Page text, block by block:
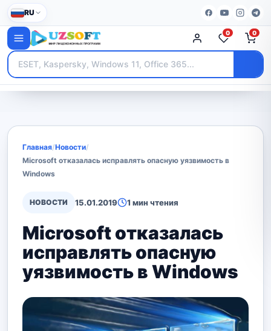
RU
0 0
Главная/Новости/
Microsoft отказалась исправлять опасную уязвимость в
Windows
НОВОСТИ 15.01.2019 1 мин чтения
Microsoft отказалась
исправлять опасную
уязвимость в Windows